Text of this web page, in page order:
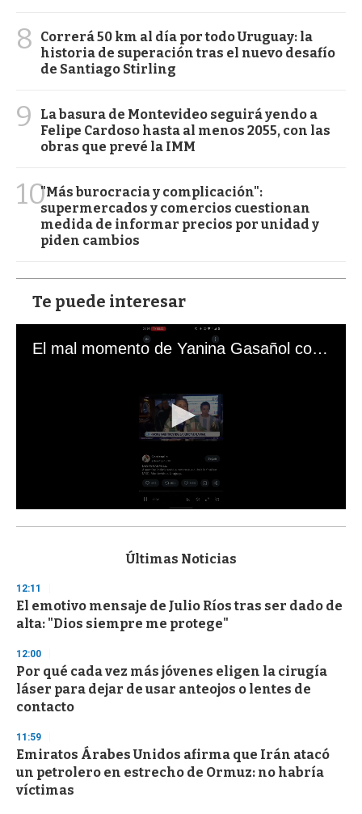
8
Correrá 50 km al día por todo Uruguay: la
historia de superación tras el nuevo desafío
de Santiago Stirling
9
La basura de Montevideo seguirá yendo a
Felipe Cardoso hasta al menos 2055, con las
obras que prevé la IMM
10"Más burocracia y complicación":
supermercados y comercios cuestionan
medida de informar precios por unidad y
piden cambios
Te puede interesar
El mal momento de Yanina Gasañol con un hincha argentino en "Subrayado"
s
d
s
o
f
3
s
e
c
o
d
s
Últimas Noticias
12:11
El emotivo mensaje de Julio Ríos tras ser dado de
alta: "Dios siempre me protege"
12:00
Por qué cada vez más jóvenes eligen la cirugía
láser para dejar de usar anteojos o lentes de
contacto
11:59
Emiratos Árabes Unidos afirma que Irán atacó
un petrolero en estrecho de Ormuz: no habría
víctimas